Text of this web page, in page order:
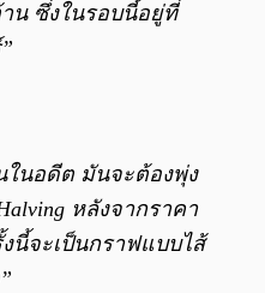
น ซึ่งในรอบนี้อยู่ที่
ในอดีต มันจะต้องพุ่ง
หลังจากราคา
นี้จะเป็นกราฟแบบไส้